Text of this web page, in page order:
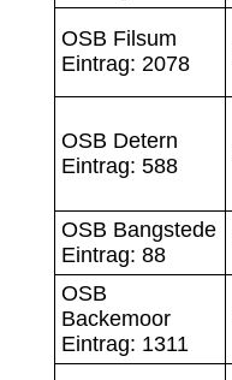
OSB Filsum
Eintrag: 2078
OSB Detern
Eintrag: 588
OSB Bangstede
Eintrag: 88
OSB
Backemoor
Eintrag: 1311